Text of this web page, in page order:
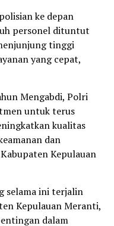
ke depan
personel dituntut
tinggi
yang cepat,
Mengabdi, Polri
untuk terus
kualitas
dan
Kepulauan
selama ini terjalin
Kepulauan Meranti,
dalam